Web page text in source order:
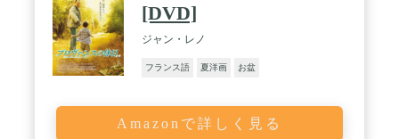
[DVD]
ジャン・レノ
フランス語 夏洋画 お盆
Amazonで詳しく見る